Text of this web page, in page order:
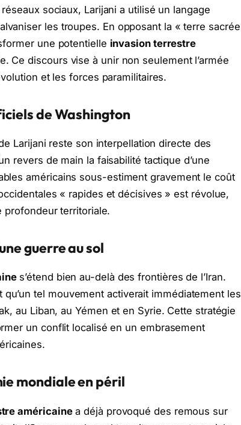
sociaux, Larijani a utilisé un langage
les troupes. En opposant la « terre sacrée
une potentielle invasion terrestre
Ce discours vise à unir non seulement l’armée
et les forces paramilitaires.
de Washington
Larijani reste son interpellation directe des
revers de main la faisabilité tactique d’une
américains sous-estiment gravement le coût
« rapides et décisives » est révolue,
profondeur territoriale.
guerre au sol
s’étend bien au-delà des frontières de l’Iran.
tel mouvement activerait immédiatement les
au Liban, au Yémen et en Syrie. Cette stratégie
un conflit localisé en un embrasement
mondiale en péril
américainea déjà provoqué des remous sur